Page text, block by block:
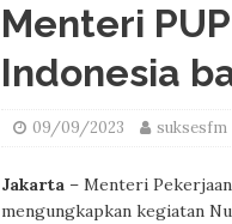
Menteri
Indonesia
09/09/2023 suksesfm
Jakarta – Menteri
mengungkapkan kegiatan